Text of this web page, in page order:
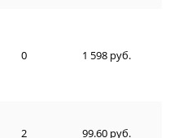
0 1 598 руб.
2 99.60 руб.